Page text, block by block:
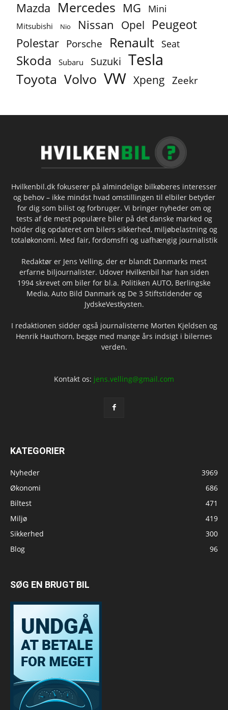
Mazda Mercedes MG Mini
Mitsubishi Nio Nissan Opel Peugeot
Polestar Porsche Renault Seat
Skoda Subaru Suzuki Tesla
Toyota Volvo VW Xpeng Zeekr
Hvilkenbil.dk fokuserer på almindelige bilkøberes interesser
og behov – ikke mindst hvad omstillingen til elbiler betyder
for dig som bilist og forbruger. Vi bringer nyheder om og
tests af de mest populære biler på det danske marked og
holder dig opdateret om bilers sikkerhed, miljøbelastning og
totaløkonomi. Med fair, fordomsfri og uafhængig journalistik
Redaktør er Jens Velling, der er blandt Danmarks mest
erfarne biljournalister. Udover Hvilkenbil har han siden
1994 skrevet om biler for bl.a. Politiken AUTO, Berlingske
Media, Auto Bild Danmark og De 3 Stiftstidender og
JydskeVestkysten.
I redaktionen sidder også journalisterne Morten Kjeldsen og
Henrik Hauthorn, begge med mange års indsigt i bilernes
verden.
Kontakt os: jens.velling@gmail.com
KATEGORIER
Nyheder
3969
Økonomi
686
Biltest
471
Miljø
419
Sikkerhed
300
Blog
96
SØG EN BRUGT BIL